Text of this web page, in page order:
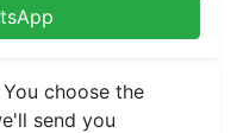
choose the
send you